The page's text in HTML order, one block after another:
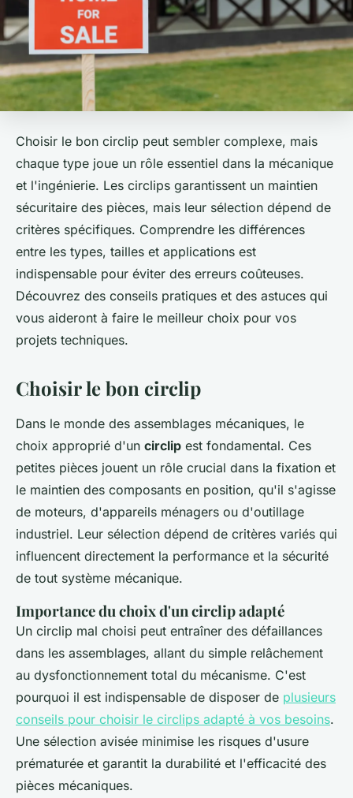
Choisir le bon circlip peut sembler complexe, mais
chaque type joue un rôle essentiel dans la mécanique
et l'ingénierie. Les circlips garantissent un maintien
sécuritaire des pièces, mais leur sélection dépend de
critères spécifiques. Comprendre les différences
entre les types, tailles et applications est
indispensable pour éviter des erreurs coûteuses.
Découvrez des conseils pratiques et des astuces qui
vous aideront à faire le meilleur choix pour vos
projets techniques.
Choisir le bon circlip
Dans le monde des assemblages mécaniques, le
choix approprié d'un circlip est fondamental. Ces
petites pièces jouent un rôle crucial dans la fixation et
le maintien des composants en position, qu'il s'agisse
de moteurs, d'appareils ménagers ou d'outillage
industriel. Leur sélection dépend de critères variés qui
influencent directement la performance et la sécurité
de tout système mécanique.
Importance du choix d'un circlip adapté
Un circlip mal choisi peut entraîner des défaillances
dans les assemblages, allant du simple relâchement
au dysfonctionnement total du mécanisme. C'est
pourquoi il est indispensable de disposer de plusieurs
conseils pour choisir le circlips adapté à vos besoins.
Une sélection avisée minimise les risques d'usure
prématurée et garantit la durabilité et l'efficacité des
pièces mécaniques.